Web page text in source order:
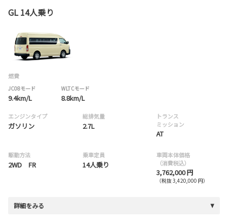
GL 14人乗り
燃費
JC08モード
9.4km/L
WLTCモード
8.8km/L
エンジンタイプ
ガソリン
総排気量
2.7L
トランス
ミッション
AT
駆動方法
2WD FR
乗車定員
14人乗り
車両本体価格
（消費税込）
3,762,000 円
（税抜 3,420,000 円）
詳細をみる